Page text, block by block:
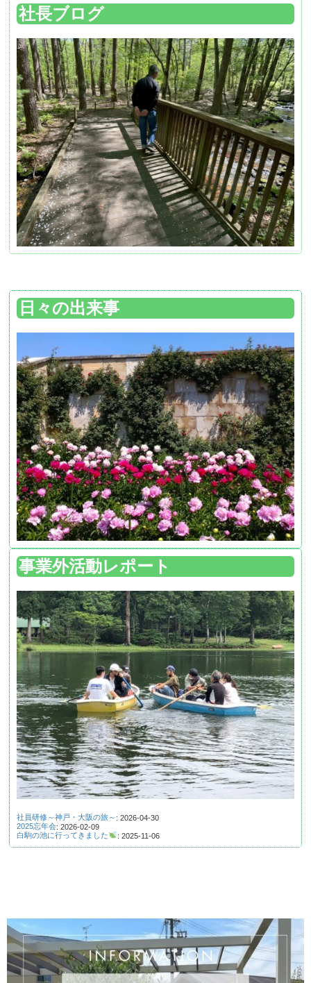
社長ブログ
日々の出来事
事業外活動レポート
社員研修～神戸・大阪の旅～ : 2026-04-30
2025忘年会: 2026-02-09
白駒の池に行ってきました
: 2025-11-06